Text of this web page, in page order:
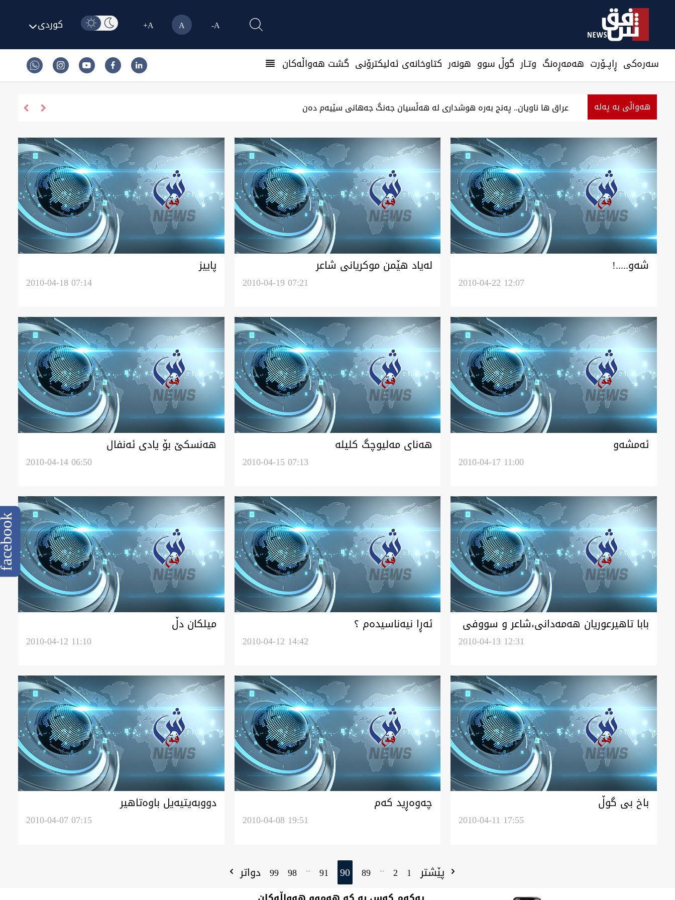
A-
A
A+ کوردی
سەرەکی ڕاپــۆرت هه‌مه‌ڕه‌نگ وتـار گوڵ سوو هونه‌ر كتاوخانه‌ی ئه‌ليكترۆنی گشت هەواڵەکان
هەواڵی بە پەلە
بيدەنگ".. مناڵەیل عراق باج جیاوەبۊن دەن عراق ها
شه‌و.....!
2010-04-22 12:07
له‌ياد هێمن موكريانی شاعر
2010-04-19 07:21
پاییز
2010-04-18 07:14
ئه‌مشه‌و
2010-04-17 11:00
هه‌نای مه‌لیوچگ کلیله
2010-04-15 07:13
هه‌نسکێ بۆ یادی ئه‌نفال
2010-04-14 06:50
بابا تاهيرعوريان هه‌مه‌دانى،شاعر و سووفى
و ده‌وريش شاعره‌يل كوردزووان2010-04-13 12:31
ئه‌ڕا نيه‌ناسيده‌م ؟
2010-04-12 14:42
میلکان دڵ
2010-04-12 11:10
باخ بی گوڵ
2010-04-11 17:55
چه‌وه‌ڕيد كه‌م
2010-04-08 19:51
دووبه‌یتیه‌يل باوه‌تاهیر
2010-04-07 07:15
پێشتر 1
2
...
89
90
91
...
98
99 دواتر